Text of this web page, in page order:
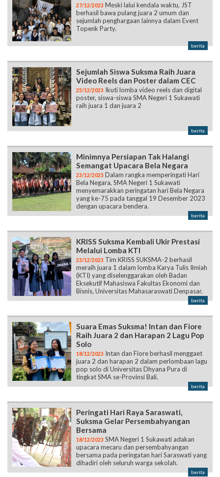
27/12/2023 Meski lalui kendala waktu, JST
berhasil bawa pulang juara 2 umum dan
sejumlah penghargaan lainnya dalam Event
Topenk Party.
berita
Sejumlah Siswa Suksma Raih Juara
Video Reels dan Poster dalam CEC
25/12/2023 Ikuti lomba video reels dan digital
poster, siswa-siswa SMA Negeri 1 Sukawati
raih juara 1 dan juara 2
berita
Minimnya Persiapan Tak Halangi
Semangat Upacara Bela Negara
23/12/2023 Dalam rangka memperingati Hari
Bela Negara, SMA Negeri 1 Sukawati
menyemarakkan peringatan hari Bela Negara
yang ke-75 pada tanggal 19 Desember 2023
dengan upacara bendera.
berita
KRISS Suksma Kembali Ukir Prestasi
Melalui Lomba KTI
23/12/2023 Tim KRISS SUKSMA-2 berhasil
meraih juara 1 dalam lomba Karya Tulis Ilmiah
(KTI) yang diselenggarakan oleh Badan
Eksekutif Mahasiswa Fakultas Ekonomi dan
Bisnis, Universitas Mahasaraswati Denpasar.
berita
Suara Emas Suksma! Intan dan Fiore
Raih Juara 2 dan Harapan 2 Lagu Pop
Solo
18/12/2023 Intan dan Fiore berhasil menggaet
juara 2 dan harapan 2 dalam perlombaan lagu
pop solo di Universitas Dhyana Pura di
tingkat SMA se-Provinsi Bali.
berita
Peringati Hari Raya Saraswati,
Suksma Gelar Persembahyangan
Bersama
18/12/2023 SMA Negeri 1 Sukawati adakan
upacara mecaru dan persembahyangan
bersama pada peringatan hari Saraswati yang
dihadiri oleh seluruh warga sekolah.
berita